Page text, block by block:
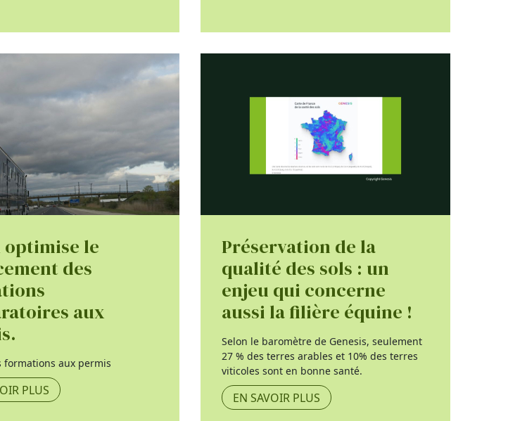
optimise le
des
aux
formations aux permis
PLUS
Préservation de la
qualité des sols : un
enjeu qui concerne
aussi la filière équine !
Selon le baromètre de Genesis, seulement
27 % des terres arables et 10% des terres
viticoles sont en bonne santé.
EN SAVOIR PLUS